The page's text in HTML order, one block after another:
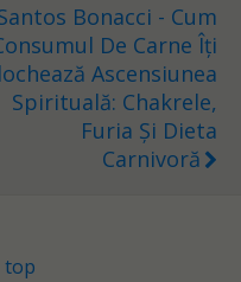
Bonacci - Cum
De Carne Îți
Ascensiunea
Spirituală: Chakrele,
Furia Și Dieta
Carnivoră
top